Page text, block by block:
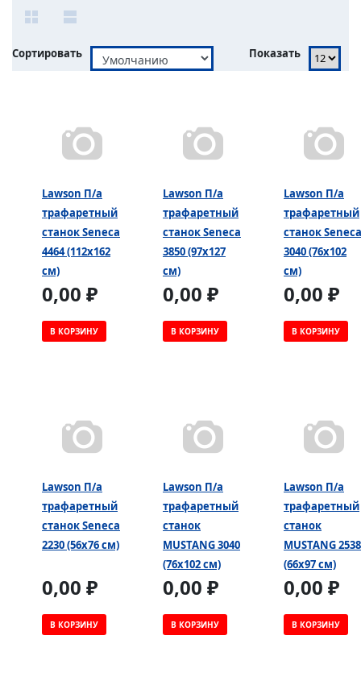
Сортировать Показать
Lawson П/а
трафаретный
станок Seneca
4464 (112х162
см)
0,00 ₽
В КОРЗИНУ
Lawson П/а
трафаретный
станок Seneca
3850 (97х127
см)
0,00 ₽
В КОРЗИНУ
Lawson П/а
трафаретный
станок Seneca
3040 (76х102
см)
0,00 ₽
В КОРЗИНУ
Lawson П/а
трафаретный
станок Seneca
2230 (56х76 см)
0,00 ₽
В КОРЗИНУ
Lawson П/а
трафаретный
станок
MUSTANG 3040
(76х102 см)
0,00 ₽
В КОРЗИНУ
Lawson П/а
трафаретный
станок
MUSTANG 2538
(66х97 см)
0,00 ₽
В КОРЗИНУ